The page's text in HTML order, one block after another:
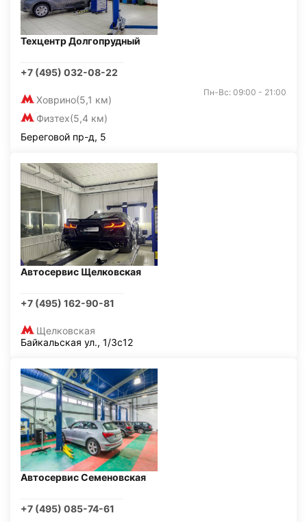
Техцентр Долгопрудный
+7 (495) 032-08-22
Ховрино(5,1 км)
Физтех(5,4 км)
Пн-Вс: 09:00 - 21:00
Береговой пр-д, 5
Автосервис Щелковская
+7 (495) 162-90-81
Щелковская
Байкальская ул., 1/3с12
Автосервис Семеновская
+7 (495) 085-74-61